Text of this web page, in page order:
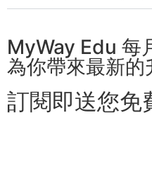
MyWay Edu 每
為你帶來最新
訂閱即送您免